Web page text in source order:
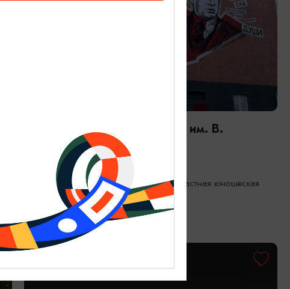
Мероприятия в Библиотеке им. В.
Маяковского | АВГУСТ
01.08.2026 - 31.08.2026
Калининград, Калининградская областная юношеская
библиотека им. В. Маяковского